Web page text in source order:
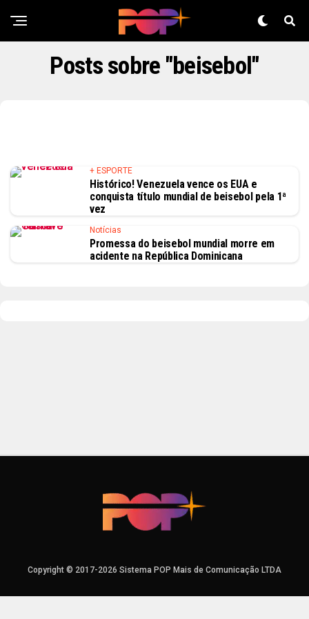
Posts sobre "beisebol"
+ ESPORTE
Histórico! Venezuela vence os EUA e
conquista título mundial de beisebol pela 1ª
vez
Notícias
Promessa do beisebol mundial morre em
acidente na República Dominicana
Copyright © 2017-2026 Sistema POP Mais de Comunicação LTDA